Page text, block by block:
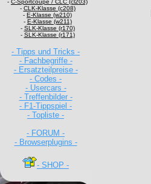
- C-Sportcoupe / CLC (cl203)
- CLK-Klasse (c208)
- E-Klasse (w210)
- E-Klasse (w211)
- SLK-Klasse (r170)
- SLK-Klasse (r171)
- Tipps und Tricks -
- Fachbegriffe -
- Ersatzteilpreise -
- Codes -
- Usercars -
- Treffenbilder -
- F1-Tippspiel -
- Topliste -
- FORUM -
- Browserplugins -
- SHOP -